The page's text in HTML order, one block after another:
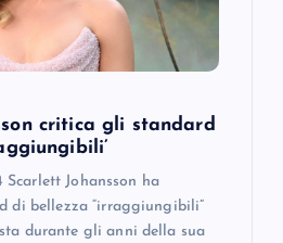
critica gli standard
Scarlett Johansson ha
di bellezza “irraggiungibili”
durante gli anni della sua